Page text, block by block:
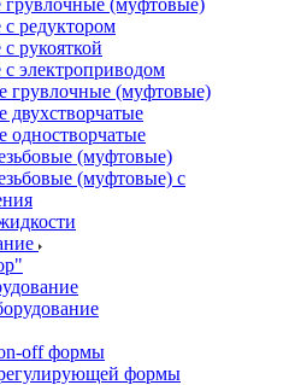
грувлочные (муфтовые)
редуктором
рукояткой
электроприводом
грувлочные (муфтовые)
одностворчатые
(муфтовые)
(муфтовые) с
off формы
формы